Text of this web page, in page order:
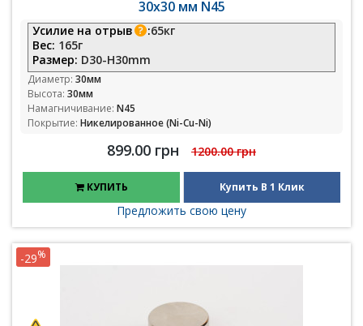
30х30 мм N45
Усилие на отрыв :65кг
Вес: 165г
Размер: D30-H30mm
Диаметр: 30мм
Высота: 30мм
Намагничивание: N45
Покрытие: Никелированное (Ni-Cu-Ni)
899.00 грн 1200.00 грн
КУПИТЬ Купить В 1 Клик
Предложить свою цену
-29%